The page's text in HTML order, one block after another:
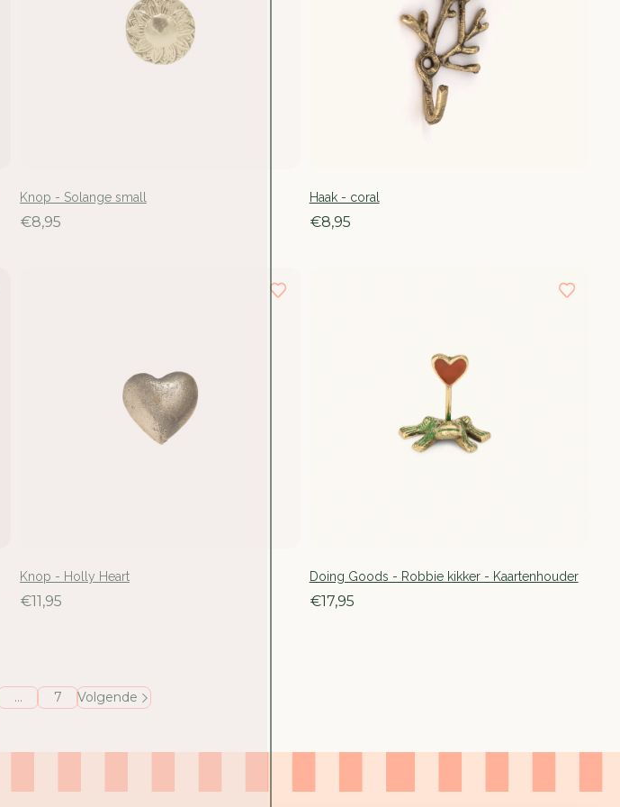
Knop - Solange small
€8,95
Haak - coral
€8,95
Knop - Holly Heart
€11,95
Doing Goods - Robbie kikker - Kaartenhouder
€17,95
… 7 Volgende